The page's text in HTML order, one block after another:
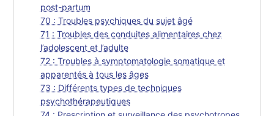
post-partum
70 : Troubles psychiques du sujet âgé
71 : Troubles des conduites alimentaires chez
l’adolescent et l’adulte
72 : Troubles à symptomatologie somatique et
apparentés à tous les âges
73 : Différents types de techniques
psychothérapeutiques